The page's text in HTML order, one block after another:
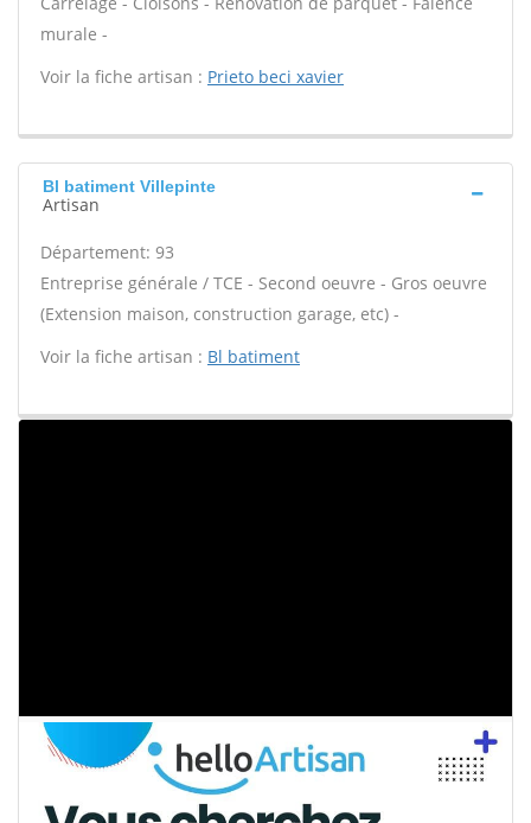
murale -
Voir la fiche artisan : Prieto beci xavier
Bl batiment Villepinte
Artisan
Département: 93
Entreprise générale / TCE - Second oeuvre - Gros oeuvre
(Extension maison, construction garage, etc) -
Voir la fiche artisan : Bl batiment